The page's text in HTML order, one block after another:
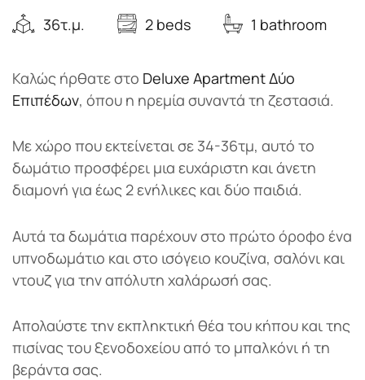
36τ.μ. 2 beds 1 bathroom
Καλώς ήρθατε στο Deluxe Apartment Δύο
Επιπέδων, όπου η ηρεμία συναντά τη ζεστασιά.
Με χώρο που εκτείνεται σε 34-36τμ, αυτό το
δωμάτιο προσφέρει μια ευχάριστη και άνετη
διαμονή για έως 2 ενήλικες και δύο παιδιά.
Αυτά τα δωμάτια παρέχουν στο πρώτο όροφο ένα
υπνοδωμάτιο και στο ισόγειο κουζίνα, σαλόνι και
ντουζ για την απόλυτη χαλάρωσή σας.
Απολαύστε την εκπληκτική θέα του κήπου και της
πισίνας του ξενοδοχείου από το μπαλκόνι ή τη
βεράντα σας.